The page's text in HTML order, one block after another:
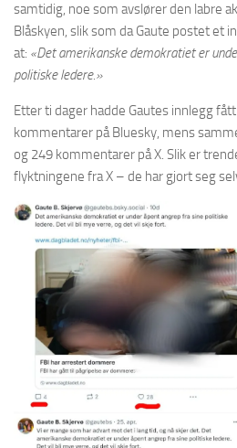
samtidig, noe som avslører den labre
Blåskyen, slik som da Gaute postet et
at: «Det amerikanske demokratiet er
politiske ledere.»
Etter ti dager hadde Gautes innlegg
kommentarer på Bluesky, mens
og 249 kommentarer på X. Slik er
flyktningene fra X – de har gjort seg